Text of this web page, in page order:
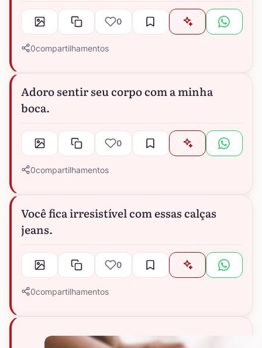
0
0compartilhamentos
Adoro sentir seu corpo com a minha
boca.
0
0compartilhamentos
Você fica irresistível com essas calças
jeans.
0
0compartilhamentos